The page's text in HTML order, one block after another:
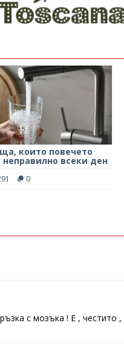
които повечето
неправилно всеки ден
0
с мозъка ! Е , честито